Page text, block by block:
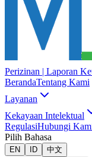
Perizinan | Laporan
BerandaTentang Kami
Layanan
Kekayaan Intelektual
RegulasiHubungi
Pilih Bahasa
EN ID 中文